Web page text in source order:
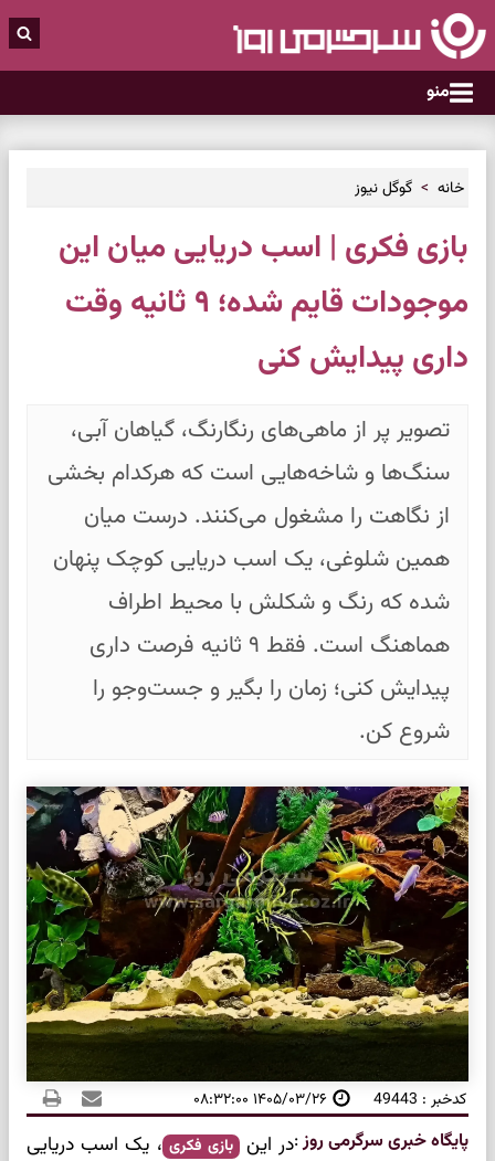
منو
خانه گوگل نیوز
بازی فکری | اسب دریایی میان این
موجودات قایم شده؛ ۹ ثانیه وقت
داری پیدایش کنی
تصویر پر از ماهی‌های رنگارنگ، گیاهان آبی،
سنگ‌ها و شاخه‌هایی است که هرکدام بخشی
از نگاهت را مشغول می‌کنند. درست میان
همین شلوغی، یک اسب دریایی کوچک پنهان
شده که رنگ و شکلش با محیط اطراف
هماهنگ است. فقط ۹ ثانیه فرصت داری
پیدایش کنی؛ زمان را بگیر و جست‌وجو را
شروع کن.
کدخبر : 49443 ۱۴۰۵/۰۳/۲۶ ۰۸:۳۲:۰۰
پایگاه خبری سرگرمی روز:در این بازی فکری ، یک اسب دریایی